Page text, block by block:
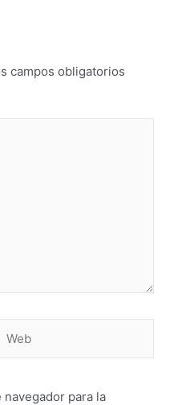
campos obligatorios
para la